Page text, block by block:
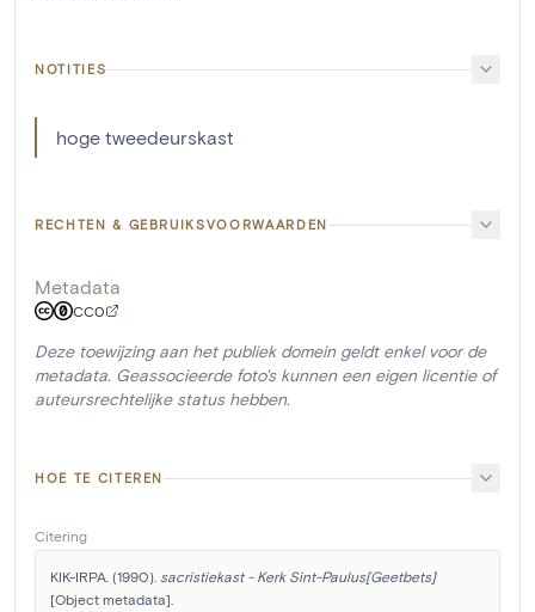
NOTITIES
hoge tweedeurskast
RECHTEN & GEBRUIKSVOORWAARDEN
Metadata
CC0
Deze toewijzing aan het publiek domein geldt enkel voor de
metadata. Geassocieerde foto's kunnen een eigen licentie of
auteursrechtelijke status hebben.
HOE TE CITEREN
Citering
KIK-IRPA. (1990). sacristiekast - Kerk Sint-Paulus[Geetbets]
[Object metadata].